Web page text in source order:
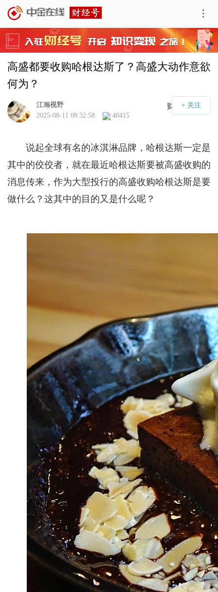
高盛都要收购哈根达斯了？高盛大动作意欲
何为？
财经号APP
江瀚视野
2025-08-11 08:32:58
40415
说起全球有名的冰淇淋品牌，哈根达斯一定是
其中的佼佼者，就在最近哈根达斯要被高盛收购的
消息传来，作为大型投行的高盛收购哈根达斯是要
做什么？这其中的目的又是什么呢？